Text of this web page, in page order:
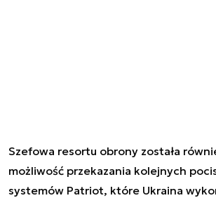
Szefowa resortu obrony została
możliwość przekazania kolejnych
systemów Patriot, które Ukraina